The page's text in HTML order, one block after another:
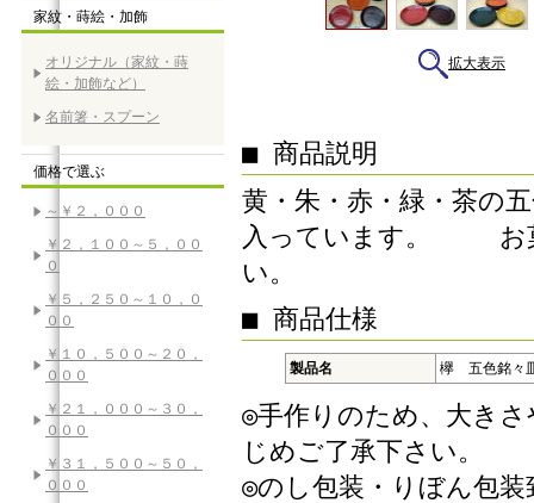
家紋・蒔絵・加飾
オリジナル（家紋・蒔
絵・加飾など）
名前箸・スプーン
価格で選ぶ
～￥２，０００
￥２，１００～５，００
０
￥５，２５０～１０，０
００
￥１０，５００～２０，
０００
￥２１，０００～３０，
０００
￥３１，５００～５０，
０００
拡大表示
■ 商品説明
黄・朱・赤・緑・茶の
入っています。 お菓
い。
■ 商品仕様
製品名 欅 五色銘々
◎手作りのため、大き
じめご了承下さい。
◎のし包装・りぼん包